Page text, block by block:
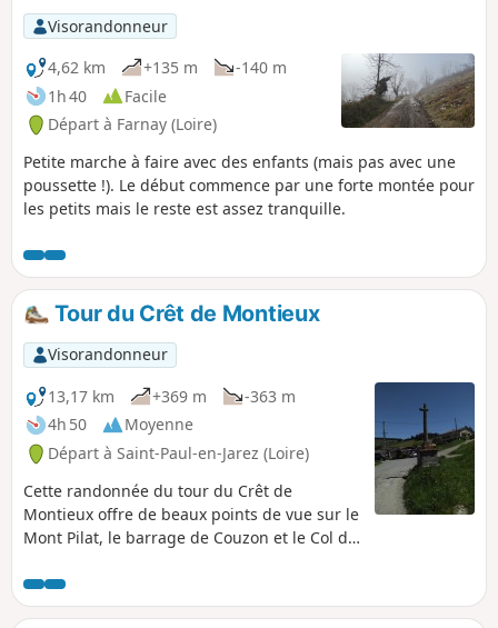
Visorandonneur
4,62 km
+135 m
-140 m
1h 40
Facile
Départ à Farnay (Loire)
Petite marche à faire avec des enfants (mais pas avec une
poussette !). Le début commence par une forte montée pour
les petits mais le reste est assez tranquille.
Tour du Crêt de Montieux
Visorandonneur
13,17 km
+369 m
-363 m
4h 50
Moyenne
Départ à Saint-Paul-en-Jarez (Loire)
Cette randonnée du tour du Crêt de
Montieux offre de beaux points de vue sur le
Mont Pilat, le barrage de Couzon et le Col de